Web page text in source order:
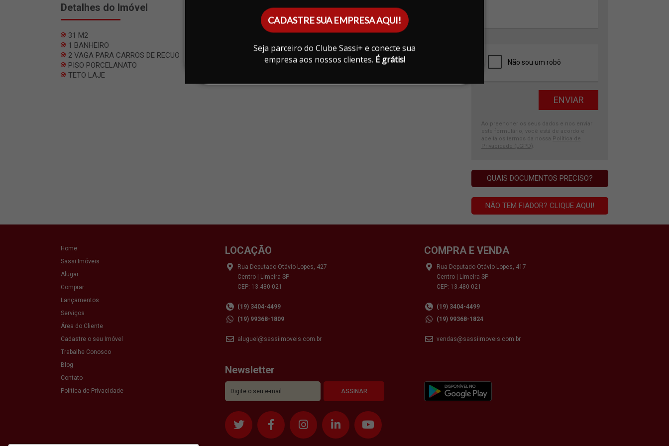
CADASTRE SUA EMPRESA AQUI!
Seja parceiro do Clube Sassi+ e conecte sua
empresa aos nossos clientes. É grátis!
Detalhes do Imóvel
31 M2
1 BANHEIRO
2 VAGA PARA CARROS DE RECUO
PISO PORCELANATO
TETO LAJE
Ao preencher os seus dados e nos enviar
este formulário, você está de acordo e
aceita os termos da nossa
Política de
Privacidade (LGPD)
QUAIS DOCUMENTOS PRECISO?
NÃO TEM FIADOR? CLIQUE AQUI!
Home
Sassi Imóveis
Alugar
Comprar
Lançamentos
Serviços
Área do Cliente
Cadastre o seu Imóvel
Trabalhe Conosco
Blog
Contato
Política de Privacidade
LOCAÇÃO
Rua Deputado Otávio Lopes, 427
Centro | Limeira SP
CEP: 13.480-021
(19) 3404-4499
(19) 99368-1809
aluguel@sassiimoveis.com.br
COMPRA E VENDA
Rua Deputado Otávio Lopes, 417
Centro | Limeira SP
CEP: 13.480-021
(19) 3404-4499
(19) 99368-1824
vendas@sassiimoveis.com.br
Newsletter